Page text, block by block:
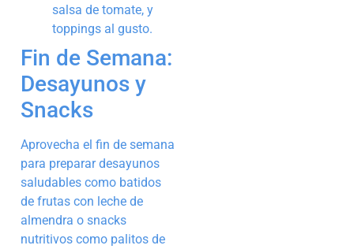
salsa de tomate, y
toppings al gusto.
Fin de Semana:
Desayunos y
Snacks
Aprovecha el fin de semana
para preparar desayunos
saludables como batidos
de frutas con leche de
almendra o snacks
nutritivos como palitos de